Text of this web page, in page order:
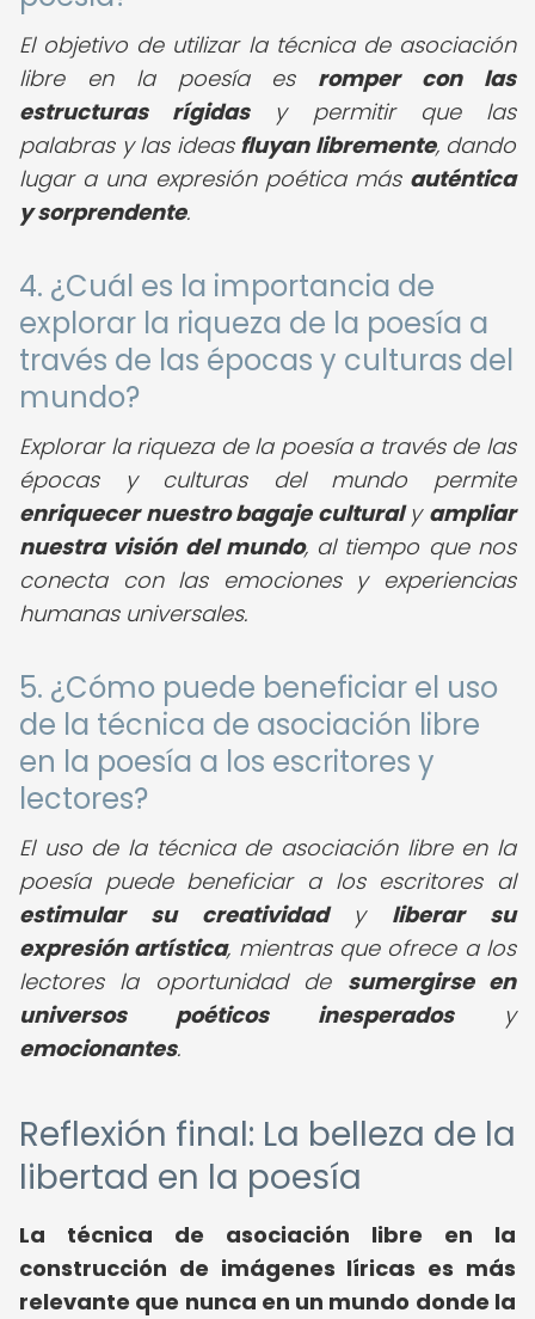
El objetivo de utilizar la técnica de asociación
libre en la poesía es romper con las
estructuras rígidasy permitir que las
palabras y las ideas fluyan libremente, dando
lugar a una expresión poética más auténtica
y sorprendente.
4. ¿Cuál es la importancia de
explorar la riqueza de la poesía a
través de las épocas y culturas del
mundo?
Explorar la riqueza de la poesía a través de las
épocas y culturas del mundo permite
enriquecer nuestro bagaje culturaly ampliar
nuestra visión del mundo, al tiempo que nos
conecta con las emociones y experiencias
humanas universales.
5. ¿Cómo puede beneficiar el uso
de la técnica de asociación libre
en la poesía a los escritores y
lectores?
El uso de la técnica de asociación libre en la
poesía puede beneficiar a los escritores al
estimular su creatividady liberar su
expresión artística, mientras que ofrece a los
lectores la oportunidad de sumergirse en
universos poéticos inesperadosy
emocionantes.
Reflexión final: La belleza de la
libertad en la poesía
La técnica de asociación libre en la
construcción de imágenes líricas es más
relevante que nunca en un mundo donde la